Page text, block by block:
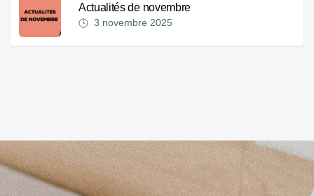
Actualités de novembre
3 novembre 2025